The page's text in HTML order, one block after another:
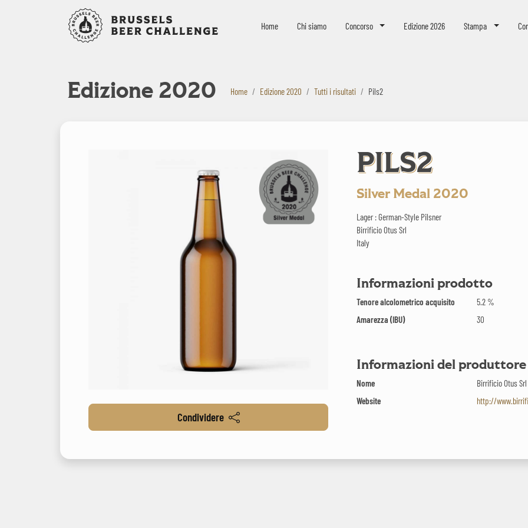
Home Chi siamo Concorso Edizione 2026 Stampa
Edizione 2020 Home Edizione 2020 Tutti i risultati Pils2
Condividere
PILS2
Silver Medal 2020
Lager : German-Style Pilsner
Birrificio Otus Srl
Italy
Informazioni prodotto
Tenore alcolometrico acquisito
5.2 %
Amarezza (IBU)
30
Informazioni del produttore
Nome
Birrificio Otus Srl
Website
http://